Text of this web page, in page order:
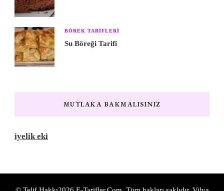
BÖREK TARIFLERI
Su Böreği Tarifi
MUTLAKA BAKMALISINIZ
iyelik eki